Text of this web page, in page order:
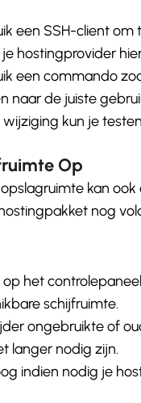
een SSH-client
hostingprovider
een commando
naar de juiste
wijziging kun je
Op
kan
nog
op het
schijfruimte.
ongebruikte of
langer nodig zijn.
indien nodig je